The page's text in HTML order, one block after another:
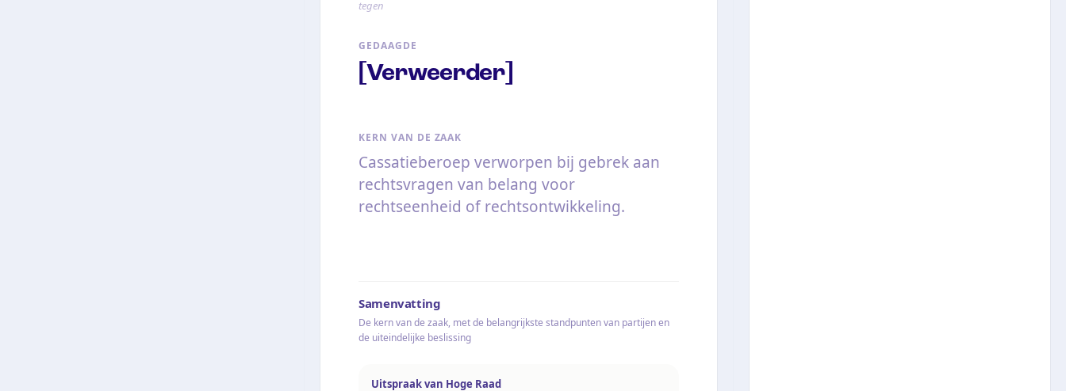
tegen
GEDAAGDE
[Verweerder]
KERN VAN DE ZAAK
Cassatieberoep verworpen bij gebrek aan
rechtsvragen van belang voor
rechtseenheid of rechtsontwikkeling.
Samenvatting
De kern van de zaak, met de belangrijkste standpunten van partijen en
de uiteindelijke beslissing
Uitspraak van Hoge Raad